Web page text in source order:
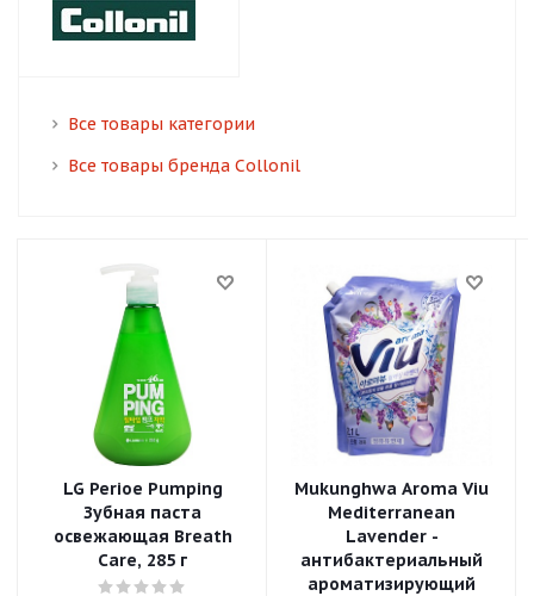
Все товары категории
Все товары бренда Collonil
LG Perioe Pumping
Зубная паста
освежающая Breath
Care, 285 г
Mukunghwa Aroma Viu
Mediterranean
Lavender -
антибактериальный
ароматизирующий